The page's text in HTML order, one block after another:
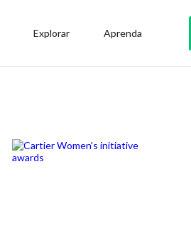
Explorar Aprenda